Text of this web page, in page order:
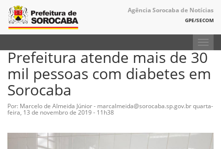
Agência Sorocaba de Notícias
GPE/SECOM
Prefeitura atende mais de 30
mil pessoas com diabetes em
Sorocaba
Por: Marcelo de Almeida Júnior - marcalmeida@sorocaba.sp.gov.brquarta-
feira, 13 de novembro de 2019 - 11h38